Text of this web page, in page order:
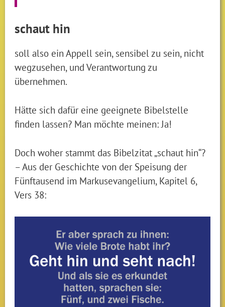
schaut hin
soll also ein Appell sein, sensibel zu sein, nicht
wegzusehen, und Verantwortung zu
übernehmen.
Hätte sich dafür eine geeignete Bibelstelle
finden lassen? Man möchte meinen: Ja!
Doch woher stammt das Bibelzitat „schaut hin“?
– Aus der Geschichte von der Speisung der
Fünftausend im Markusevangelium, Kapitel 6,
Vers 38: